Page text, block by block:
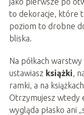
to dekoracje, które
poziom to drobne
bliska.
Na półkach
ustawiasz książki,
ramki, a na
Otrzymujesz wtedy
wygląda płasko ani